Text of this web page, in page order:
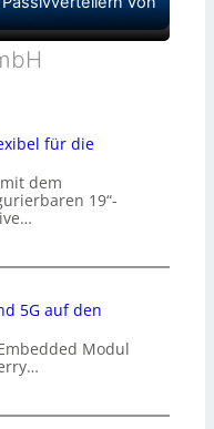
für die
dem
19“-
5G auf den
Modul